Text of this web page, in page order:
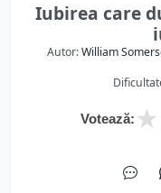
Iubirea care
Autor:William
Votează: ★